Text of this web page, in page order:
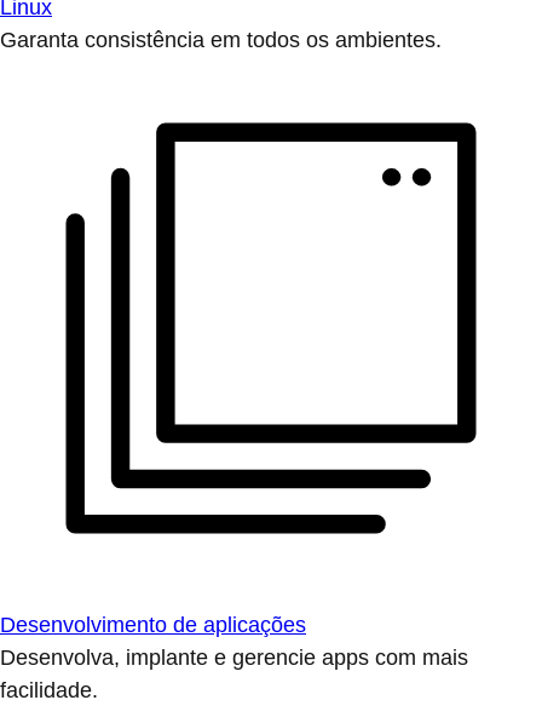
Linux
Garanta consistência em todos os ambientes.
Desenvolvimento de aplicações
Desenvolva, implante e gerencie apps com mais
facilidade.